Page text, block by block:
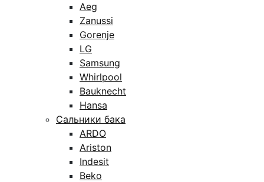
Aeg
Zanussi
Gorenje
LG
Samsung
Whirlpool
Bauknecht
Hansa
Сальники бака
ARDO
Ariston
Indesit
Beko